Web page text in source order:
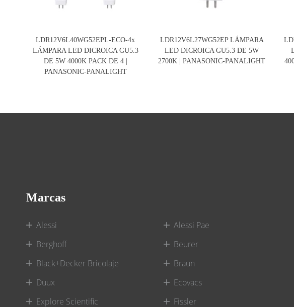
LDR12V6L40WG52EPL-ECO-4x
LÁMPARA LED DICROICA GU5.3
DE 5W 4000K PACK DE 4 |
PANASONIC-PANALIGHT
LDR12V6L27WG52EP LÁMPARA
LED DICROICA GU5.3 DE 5W
2700K | PANASONIC-PANALIGHT
Marcas
Alessi Alessi Pae
Berghoff
Beurer
Black+Decker Bricolaje
Braun
Duux
Ecovacs
Explore Scientific
Fissler